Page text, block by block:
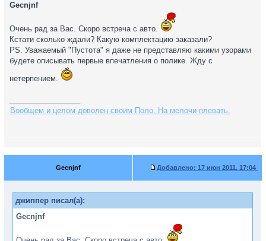
Gecnjnf
Очень рад за Вас. Скоро встреча с авто.
Кстати сколько ждали? Какую комплектацию заказали?
PS. Уважаемый "Пустота" я даже не представляю какими узорами
будете описывать первые впечатления о полике. Жду с
нетерпением.
Вообщем и целом доволен своим Поло. На мелочи плевать.
Gecnjnf Добавлено: 17 июн 2011, 17:04
джиппер писал(а):
Gecnjnf